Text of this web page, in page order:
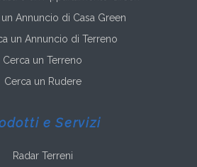
Annuncio di Casa Green
un Annuncio di Terreno
Cerca un Terreno
Cerca un Rudere
e Servizi
Radar Terreni